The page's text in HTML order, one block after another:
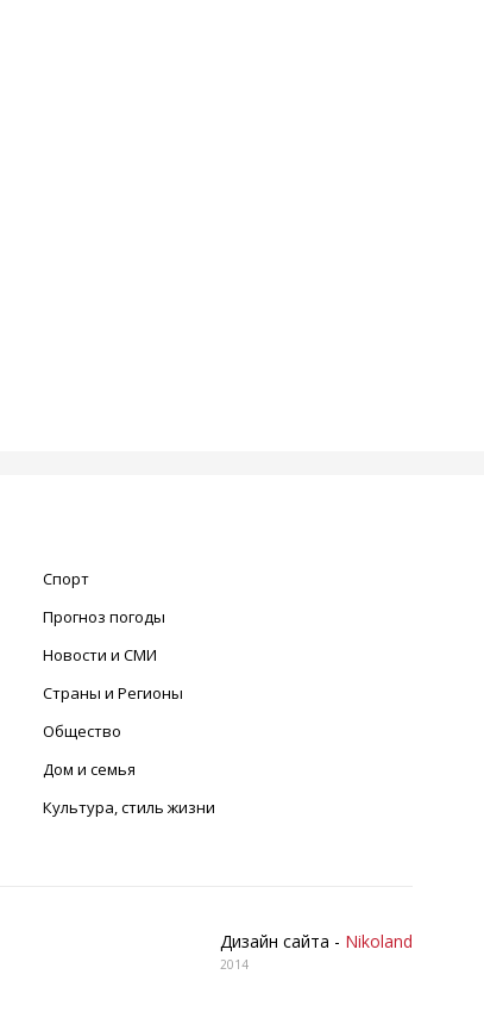
Спорт
Прогноз погоды
Новости и СМИ
Страны и Регионы
Общество
Дом и семья
Культура, стиль жизни
Дизайн сайта - Nikoland
2014